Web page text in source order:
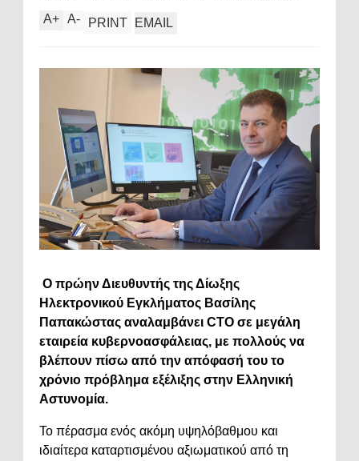
A+ A- PRINT EMAIL
Ο πρώην Διευθυντής της Δίωξης
Ηλεκτρονικού Εγκλήματος Βασίλης
Παπακώστας αναλαμβάνει CTO σε μεγάλη
εταιρεία κυβερνοασφάλειας, με πολλούς να
βλέπουν πίσω από την απόφασή του το
χρόνιο πρόβλημα εξέλιξης στην Ελληνική
Αστυνομία.
Το πέρασμα ενός ακόμη υψηλόβαθμου και
ιδιαίτερα καταρτισμένου αξιωματικού από τη